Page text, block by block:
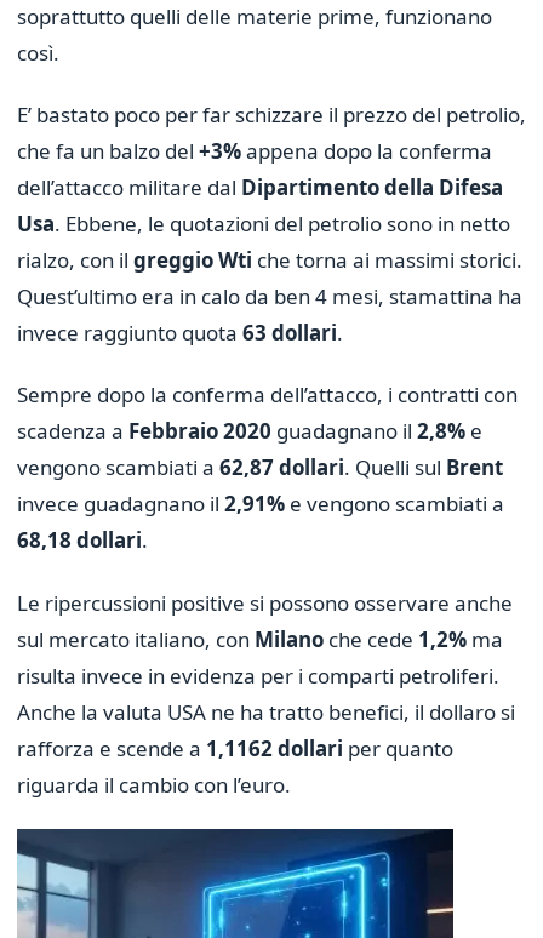
soprattutto quelli delle materie prime, funzionano
così.
E’ bastato poco per far schizzare il prezzo del petrolio,
che fa un balzo del +3%appena dopo la conferma
dell’attacco militare dal Dipartimento della Difesa
Usa. Ebbene, le quotazioni del petrolio sono in netto
rialzo, con il greggio Wti che torna ai massimi storici.
Quest’ultimo era in calo da ben 4 mesi, stamattina ha
invece raggiunto quota 63 dollari.
Sempre dopo la conferma dell’attacco, i contratti con
scadenza a Febbraio 2020 guadagnano il 2,8% e
vengono scambiati a 62,87 dollari. Quelli sul Brent
invece guadagnano il 2,91% e vengono scambiati a
68,18 dollari.
Le ripercussioni positive si possono osservare anche
sul mercato italiano, con Milano che cede 1,2% ma
risulta invece in evidenza per i comparti petroliferi.
Anche la valuta USA ne ha tratto benefici, il dollaro si
rafforza e scende a 1,1162 dollari per quanto
riguarda il cambio con l’euro.